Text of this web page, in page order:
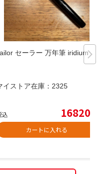
セーラー 万年筆 iridium
イストア在庫： 2325
込 16820
カートに入れる